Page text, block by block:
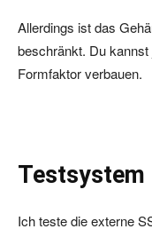
Allerdings ist das
beschränkt. Du
Formfaktor verbauen.
Testsystem
Ich teste die externe